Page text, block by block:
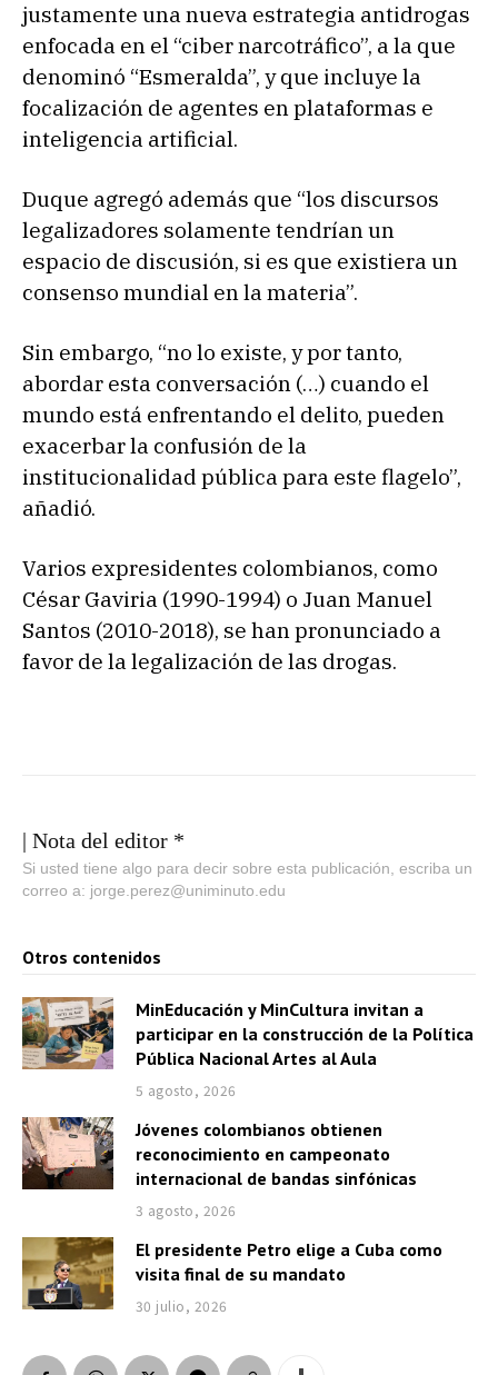
justamente una nueva estrategia antidrogas
enfocada en el “ciber narcotráfico”, a la que
denominó “Esmeralda”, y que incluye la
focalización de agentes en plataformas e
inteligencia artificial.
Duque agregó además que “los discursos
legalizadores solamente tendrían un
espacio de discusión, si es que existiera un
consenso mundial en la materia”.
Sin embargo, “no lo existe, y por tanto,
abordar esta conversación (…) cuando el
mundo está enfrentando el delito, pueden
exacerbar la confusión de la
institucionalidad pública para este flagelo”,
añadió.
Varios expresidentes colombianos, como
César Gaviria (1990-1994) o Juan Manuel
Santos (2010-2018), se han pronunciado a
favor de la legalización de las drogas.
| Nota del editor *
Si usted tiene algo para decir sobre esta publicación, escriba un
correo a: jorge.perez@uniminuto.edu
Otros contenidos
MinEducación y MinCultura invitan a
participar en la construcción de la Política
Pública Nacional Artes al Aula
5 agosto, 2026
Jóvenes colombianos obtienen
reconocimiento en campeonato
internacional de bandas sinfónicas
3 agosto, 2026
El presidente Petro elige a Cuba como
visita final de su mandato
30 julio, 2026